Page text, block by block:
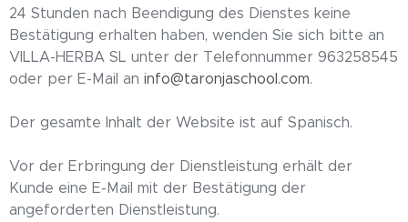
24 Stunden nach Beendigung des Dienstes keine
Bestätigung erhalten haben, wenden Sie sich bitte an
VILLA-HERBA SL unter der Telefonnummer 963258545
oder per E-Mail an info@taronjaschool.com.
Der gesamte Inhalt der Website ist auf Spanisch.
Vor der Erbringung der Dienstleistung erhält der
Kunde eine E-Mail mit der Bestätigung der
angeforderten Dienstleistung.